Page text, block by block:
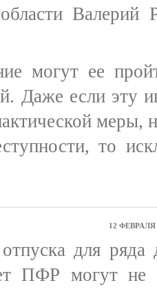
Валерий
могут ее
Даже если эту
меры,
то
12 ФЕВРАЛЯ
для
ПФР могут не